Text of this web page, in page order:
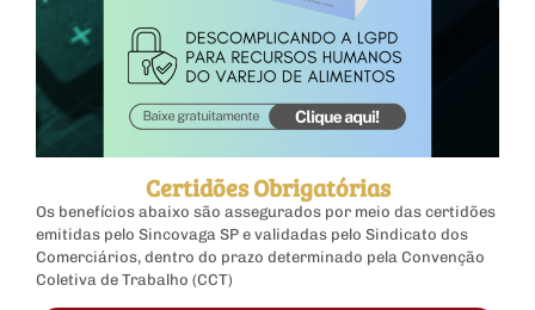
Certidões Obrigatórias
Os benefícios abaixo são assegurados por meio das certidões
emitidas pelo Sincovaga SP e validadas pelo Sindicato dos
Comerciários, dentro do prazo determinado pela Convenção
Coletiva de Trabalho (CCT)